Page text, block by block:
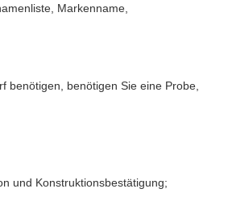
Markenname,
benötigen, benötigen Sie eine Probe,
und Konstruktionsbestätigung;